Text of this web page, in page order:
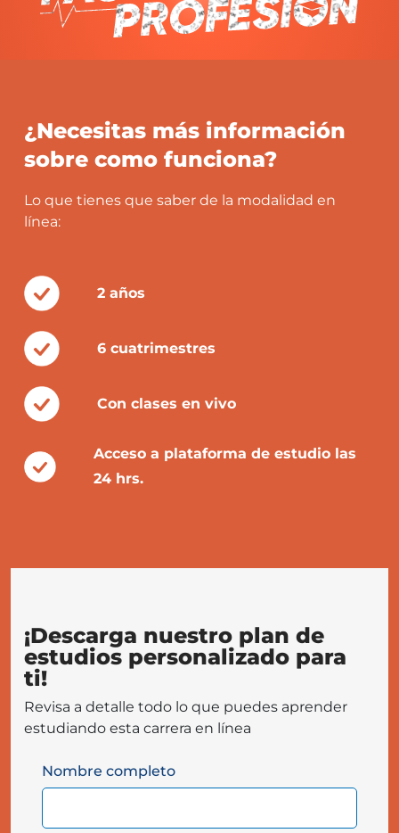
¿Necesitas más información
sobre como funciona?
Lo que tienes que saber de la modalidad en
línea:
2 años
6 cuatrimestres
Con clases en vivo
Acceso a plataforma de estudio las
24 hrs.
¡Descarga nuestro plan de
estudios personalizado para
ti!
Revisa a detalle todo lo que puedes aprender
estudiando esta carrera en línea
Nombre completo